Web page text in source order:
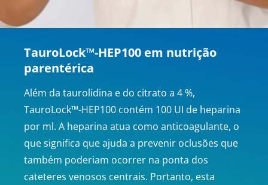
TauroLock™-HEP100 em nutrição
parentérica
Além da taurolidina e do citrato a 4 %,
TauroLock™-HEP100 contém 100 UI de heparina
por ml. A heparina atua como anticoagulante, o
que significa que ajuda a prevenir oclusões que
também poderiam ocorrer na ponta dos
cateteres venosos centrais. Portanto, esta